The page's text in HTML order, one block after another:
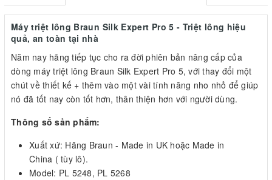
Máy triệt lông Braun Silk Expert Pro 5 - Triệt lông hiệu
quả, an toàn tại nhà
Năm nay hãng tiếp tục cho ra đời phiên bản nâng cấp của
dòng máy triệt lông Braun Silk Expert Pro 5, với thay đổi một
chút về thiết kế + thêm vào một vài tính năng nho nhỏ để giúp
nó đã tốt nay còn tốt hơn, thân thiện hơn với người dùng.
Thông số sản phẩm:
Xuất xứ: Hãng Braun - Made in UK hoặc Made in
China ( tùy lô).
Model: PL 5248, PL 5268